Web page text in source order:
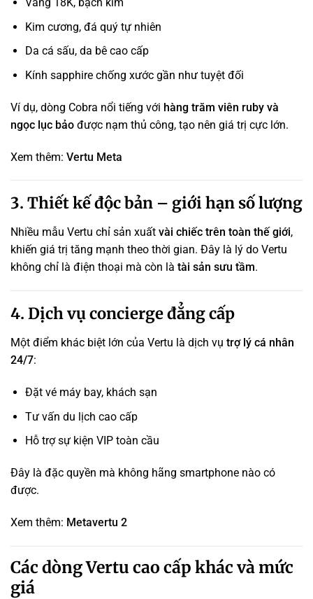
Kim cương, đá quý tự nhiên
Da cá sấu, da bê cao cấp
Kính sapphire chống xước gần như tuyệt đối
Ví dụ, dòng Cobra nổi tiếng với hàng trăm viên ruby và
ngọc lục bảo được nạm thủ công, tạo nên giá trị cực lớn.
Xem thêm: Vertu Meta
3. Thiết kế độc bản – giới hạn số lượng
Nhiều mẫu Vertu chỉ sản xuất vài chiếc trên toàn thế giới,
khiến giá trị tăng mạnh theo thời gian. Đây là lý do Vertu
không chỉ là điện thoại mà còn là tài sản sưu tầm.
4. Dịch vụ concierge đẳng cấp
Một điểm khác biệt lớn của Vertu là dịch vụ trợ lý cá nhân
24/7:
Đặt vé máy bay, khách sạn
Tư vấn du lịch cao cấp
Hỗ trợ sự kiện VIP toàn cầu
Đây là đặc quyền mà không hãng smartphone nào có
được.
Xem thêm: Metavertu 2
Các dòng Vertu cao cấp khác và mức
giá